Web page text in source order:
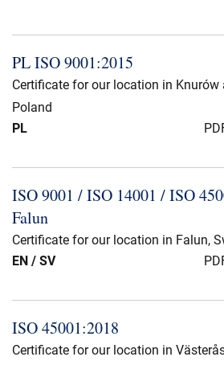
PL ISO 9001:2015
Certificate for our location in Knurów
Poland
PL
ISO 9001 / ISO 14001 / ISO
Falun
Certificate for our location in Falun,
EN / SV
ISO 45001:2018
Certificate for our location in